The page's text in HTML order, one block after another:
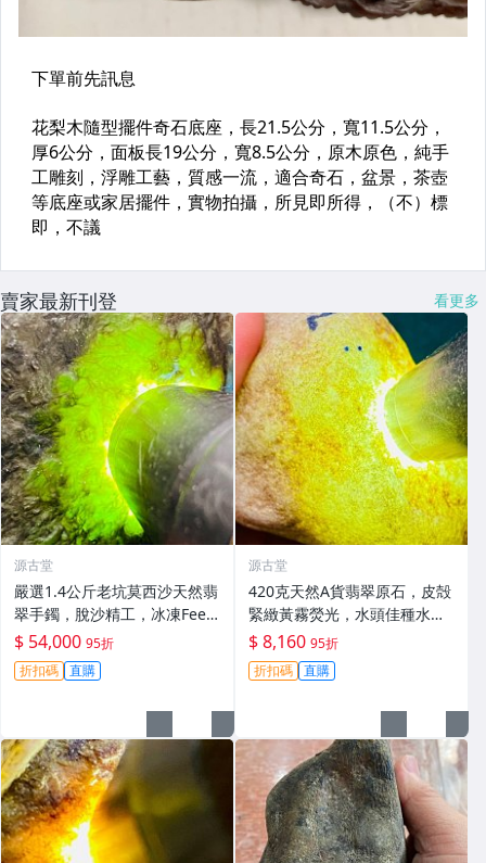
賣家最新刊登 看更多
源古堂
嚴選1.4公斤老坑莫西沙天然翡
翠手鐲，脫沙精工，冰凍Feel
足，熒光璀璨，保真收藏級#
翡翠 #天然翡翠 #A貨翡翠玉石
$ 54,000 95折
折扣碼 直購
源古堂
420克天然A貨翡翠原石，皮殻
緊緻黃霧熒光，水頭佳種水
足，適合手鐲掛件把件，新料
未加工，保存完美好檢測。 天
然A貨翡翠 手鐲 材質
$ 8,160 95折
折扣碼 直購